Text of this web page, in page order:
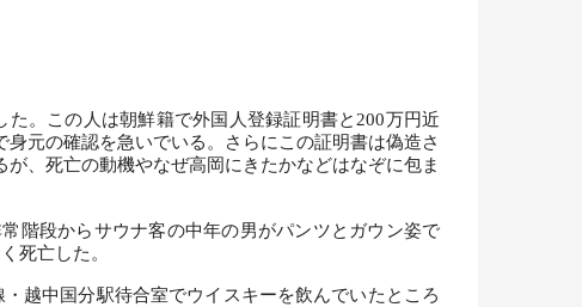
。この人は朝鮮籍で外国人登録証明書と200万円近
元の確認を急いでいる。さらにこの証明書は偽造さ
、死亡の動機やなぜ高岡にきたかなどはなぞに包ま
階段からサウナ客の中年の男がパンツとガウン姿で
死亡した。
越中国分駅待合室でウイスキーを飲んでいたところ